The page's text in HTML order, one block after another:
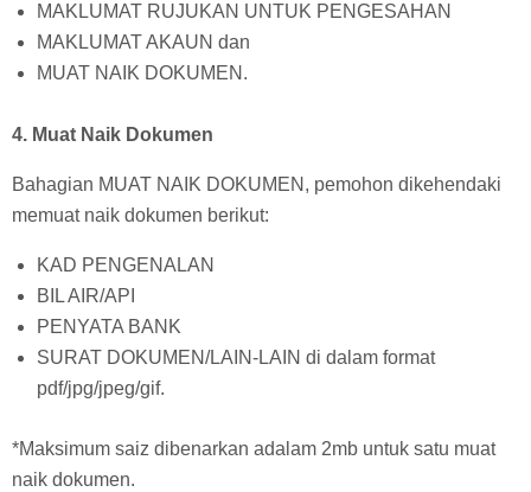
MAKLUMAT RUJUKAN UNTUK PENGESAHAN
MAKLUMAT AKAUN dan
MUAT NAIK DOKUMEN.
4. Muat Naik Dokumen
Bahagian MUAT NAIK DOKUMEN, pemohon dikehendaki
memuat naik dokumen berikut:
KAD PENGENALAN
BIL AIR/API
PENYATA BANK
SURAT DOKUMEN/LAIN-LAIN di dalam format
pdf/jpg/jpeg/gif.
*Maksimum saiz dibenarkan adalam 2mb untuk satu muat
naik dokumen.